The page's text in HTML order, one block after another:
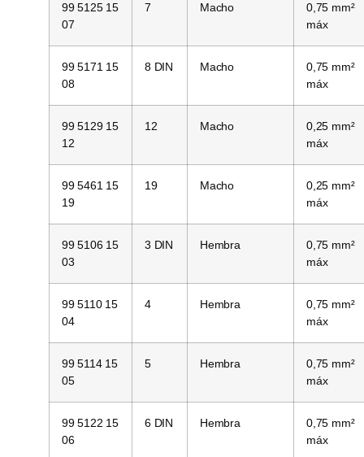
99 5125 15
07
7 Macho
0,75 mm²
máx
99 5171 15
08
8 DIN Macho
0,75 mm²
máx
99 5129 15
12
12 Macho
0,25 mm²
máx
99 5461 15
19
19 Macho
0,25 mm²
máx
99 5106 15
03
3 DIN Hembra
0,75 mm²
máx
99 5110 15
04
4 Hembra
0,75 mm²
máx
99 5114 15
05
5 Hembra
0,75 mm²
máx
99 5122 15
06
6 DIN Hembra
0,75 mm²
máx